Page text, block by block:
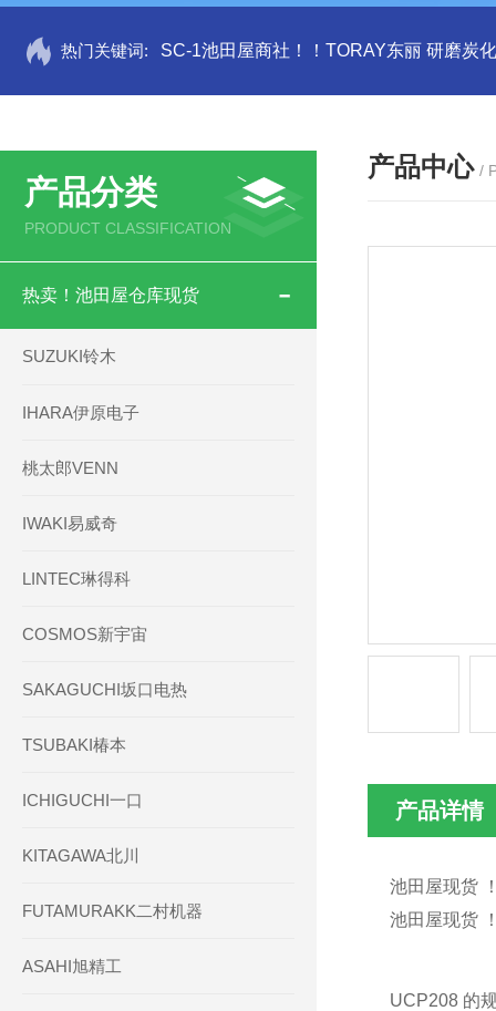
热门关键词: SC-1池田屋商社！！TORAY东丽 研磨炭
产品分类
PRODUCT CLASSIFICATION
热卖！池田屋仓库现货
SUZUKI铃木
IHARA伊原电子
桃太郎VENN
IWAKI易威奇
LINTEC琳得科
COSMOS新宇宙
SAKAGUCHI坂口电热
TSUBAKI椿本
ICHIGUCHI一口
KITAGAWA北川
FUTAMURAKK二村机器
ASAHI旭精工
产品中心 /
产品详情
池田屋现货
池田屋现货
UCP208 的